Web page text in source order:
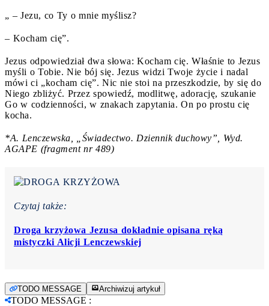
„ – Jezu, co Ty o mnie myślisz?
– Kocham cię”.
Jezus odpowiedział dwa słowa: Kocham cię. Właśnie to Jezus
myśli o Tobie. Nie bój się. Jezus widzi Twoje życie i nadal
mówi ci „kocham cię”. Nic nie stoi na przeszkodzie, by się do
Niego zbliżyć. Przez spowiedź, modlitwę, adorację, szukanie
Go w codzienności, w znakach zapytania. On po prostu cię
kocha.
*A. Lenczewska, „Świadectwo. Dziennik duchowy”, Wyd.
AGAPE (fragment nr 489)
Czytaj także:
Droga krzyżowa Jezusa dokładnie opisana ręką
mistyczki Alicji Lenczewskiej
TODO MESSAGE Archiwizuj artykuł
TODO MESSAGE :